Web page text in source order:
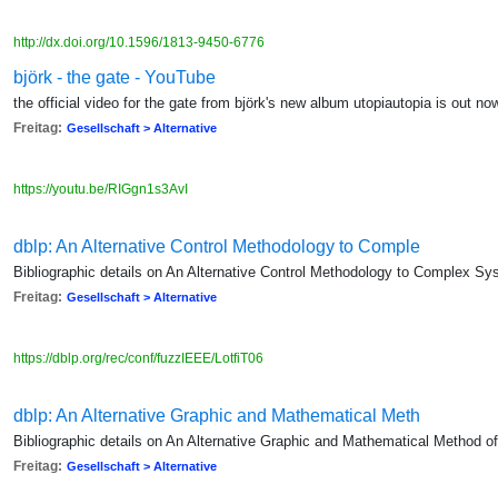
http://dx.doi.org/10.1596/1813-9450-6776
björk - the gate - YouTube
the official video for the gate from björk's new album utopiautopia is out
Freitag: Gesellschaft > Alternative
https://youtu.be/RIGgn1s3AvI
dblp: An Alternative Control Methodology to Comple
Bibliographic details on An Alternative Control Methodology to Complex
Freitag: Gesellschaft > Alternative
https://dblp.org/rec/conf/fuzzIEEE/LotfiT06
dblp: An Alternative Graphic and Mathematical Meth
Bibliographic details on An Alternative Graphic and Mathematical Method
Freitag: Gesellschaft > Alternative